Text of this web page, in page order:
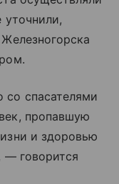
уточнили,
со спасателями
пропавшую
и здоровью
— говорится